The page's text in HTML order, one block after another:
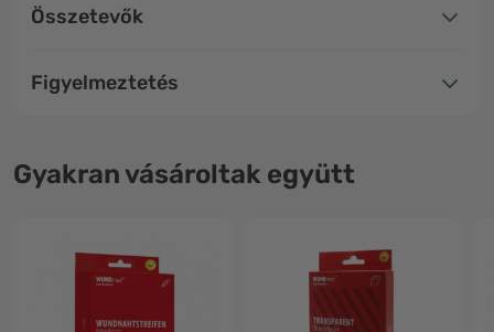
Összetevők
Figyelmeztetés
Gyakran vásároltak együtt